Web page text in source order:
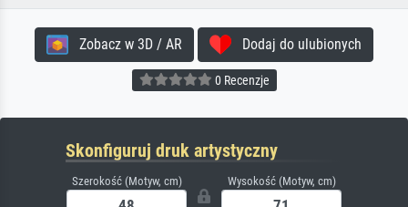
Zobacz w 3D / AR Dodaj do ulubionych
0 Recenzje
Skonfiguruj druk artystyczny
Szerokość (Motyw, cm) Wysokość (Motyw, cm)